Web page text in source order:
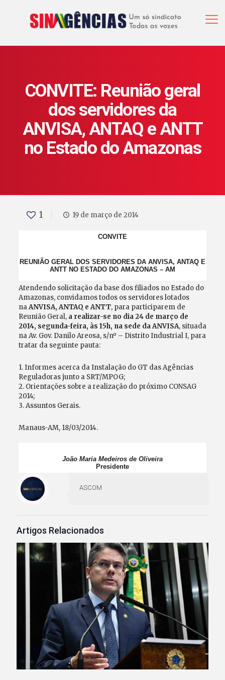
CONVITE: Reunião geral
dos servidores da
ANVISA, ANTAQ e ANTT
no Estado do Amazonas
1 19 de março de 2014
CONVITE
REUNIÃO GERAL DOS SERVIDORES DA ANVISA, ANTAQ E
ANTT NO ESTADO DO AMAZONAS – AM
Atendendo solicitação da base dos filiados no Estado do
Amazonas, convidamos todos os servidores lotados
naANVISA, ANTAQ e ANTT, para participarem de
Reunião Geral, a realizar-se no dia 24 de março de
2014, segunda-feira, às 15h, na sede da ANVISA, situada
na Av. Gov. Danilo Areosa, s/nº – Distrito Industrial I, para
tratar da seguinte pauta:
1. Informes acerca da Instalação do GT das Agências
Reguladoras junto a SRT/MPOG;
2. Orientações sobre a realização do próximo CONSAG
2014;
3. Assuntos Gerais.
Manaus-AM, 18/03/2014.
João Maria Medeiros de Oliveira
Presidente
ASCOM
Artigos Relacionados